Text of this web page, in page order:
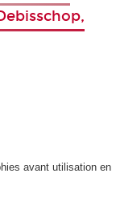
avant utilisation en